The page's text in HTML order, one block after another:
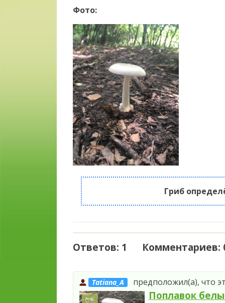
Фото:
Гриб
Ответов: 1 Комментариев:
Tatiana_A предположил(а), что
Поплавок